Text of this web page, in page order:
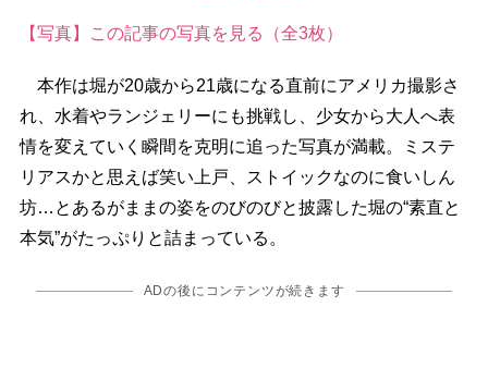
【写真】この記事の写真を見る（全3枚）
本作は堀が20歳から21歳になる直前にアメリカ撮影さ
れ、水着やランジェリーにも挑戦し、少女から大人へ表
情を変えていく瞬間を克明に追った写真が満載。ミステ
リアスかと思えば笑い上戸、ストイックなのに食いしん
坊…とあるがままの姿をのびのびと披露した堀の“素直と
本気”がたっぷりと詰まっている。
ADの後にコンテンツが続きます